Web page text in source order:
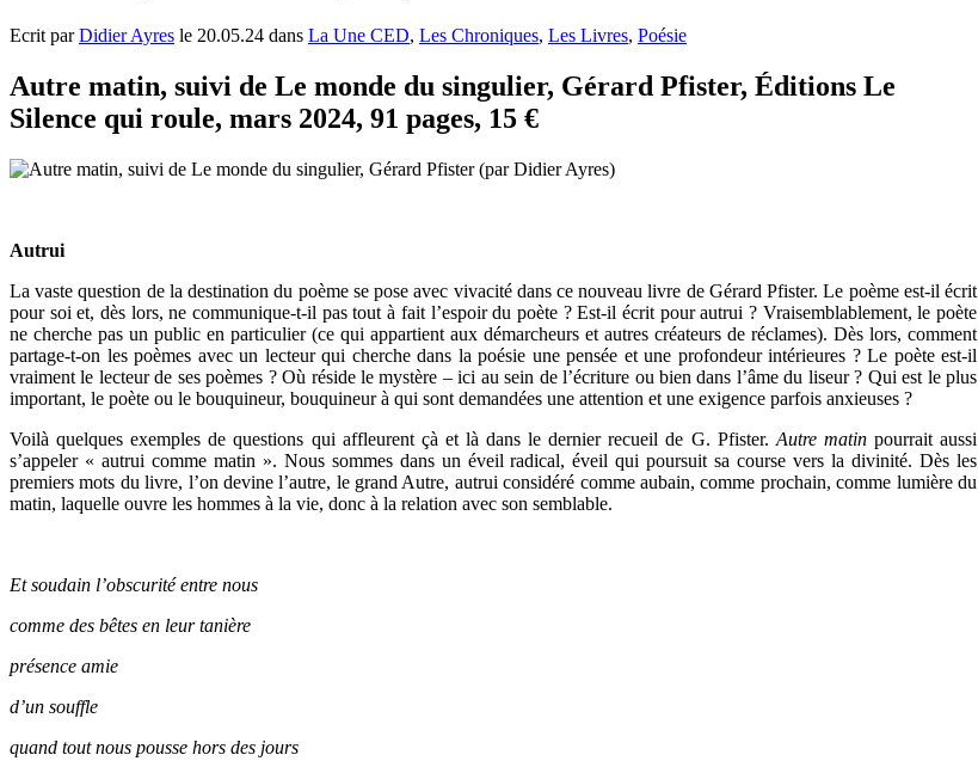
Ecrit parDidier Ayres le 20.05.24 dans La Une CED, Les Chroniques, Les Livres, Poésie
Autre matin, suivi de Le monde du singulier, Gérard Pfister, Éditions Le
Silence qui roule, mars 2024, 91 pages, 15 €
Autrui
La vaste question de la destination du poème se pose avec vivacité dans ce nouveau livre de Gérard Pfister. Le poème est-il écrit
pour soi et, dès lors, ne communique-t-il pas tout à fait l’espoir du poète ? Est-il écrit pour autrui ? Vraisemblablement, le poète
ne cherche pas un public en particulier (ce qui appartient aux démarcheurs et autres créateurs de réclames). Dès lors, comment
partage-t-on les poèmes avec un lecteur qui cherche dans la poésie une pensée et une profondeur intérieures ? Le poète est-il
vraiment le lecteur de ses poèmes ? Où réside le mystère – ici au sein de l’écriture ou bien dans l’âme du liseur ? Qui est le plus
important, le poète ou le bouquineur, bouquineur à qui sont demandées une attention et une exigence parfois anxieuses ?
Voilà quelques exemples de questions qui affleurent çà et là dans le dernier recueil de G. Pfister. Autre matinpourrait aussi
s’appeler « autrui comme matin ». Nous sommes dans un éveil radical, éveil qui poursuit sa course vers la divinité. Dès les
premiers mots du livre, l’on devine l’autre, le grand Autre, autrui considéré comme aubain, comme prochain, comme lumière du
matin, laquelle ouvre les hommes à la vie, donc à la relation avec son semblable.
Et soudain l’obscurité entre nous
comme des bêtes en leur tanière
présence amie
d’un souffle
quand tout nous pousse hors des jours